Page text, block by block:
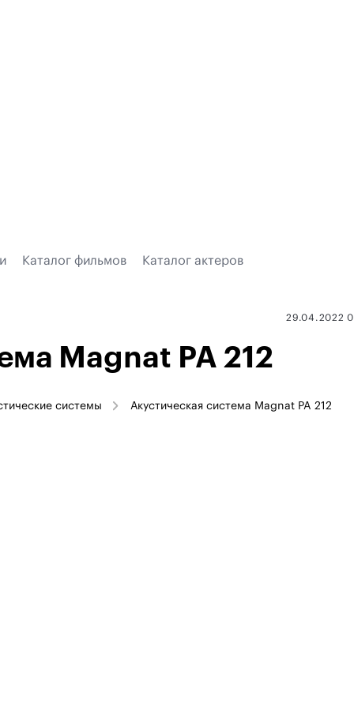
Каталог фильмов Каталог актеров
29.04.2022
Magnat PA 212
системы Акустическая система Magnat PA 212